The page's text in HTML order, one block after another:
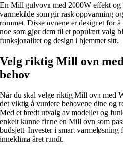
En Mill gulvovn med 2000W effekt
varmekilde som gir rask oppvarming
rommet. Disse ovnene er designet for
noe som gjør dem til et populært valg
funksjonalitet og design i hjemmet sitt.
Velg riktig Mill ovn
behov
Når du skal velge riktig Mill ovn med
det viktig å vurdere behovene dine og
Med et bredt utvalg av modeller og
enkelt kunne finne en Mill ovn som
budsjett. Invester i smart
inneklima året rundt.